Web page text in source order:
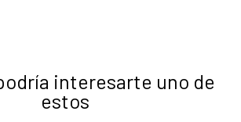
interesarte uno de
estos